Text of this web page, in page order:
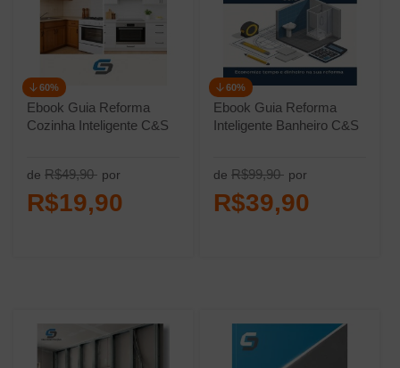
Ebook Guia Reforma
Cozinha Inteligente C&S
de R$49,90
60%
por
R$19,90
Ebook Guia Reforma
Inteligente Banheiro C&S
de R$99,90
60%
por
R$39,90